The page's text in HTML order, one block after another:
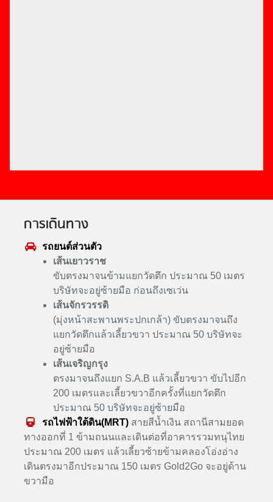
การเดินทาง
รถยนต์ส่วนตัว
เส้นเยาวราช
ขับตรงมาจนข้ามแยกวัดตึก ประมาณ 50 เมตร
บริษัทจะอยู่ซ้ายมือ ก่อนถึงเซเว่น
เส้นจักรวรรดิ
(มุ่งหน้าสะพานพระปกเกล้า) ขับตรงมาจนถึง
แยกวัดตึกแล้วเลี้ยวขวา ประมาณ 50 บริษัทจะ
อยู่ซ้ายมือ
เส้นเจริญกรุง
ตรงมาจนถึงแยก S.A.B แล้วเลี้ยวขวา ขับไปอีก
200 เมตรและเลี้ยวขวาอีกครั้งที่แยกวัดตึก
ประมาณ 50 บริษัทจะอยู่ซ้ายมือ
รถไฟฟ้าใต้ดิน(MRT) สายสีน้ำเงิน สถานีสามยอด
ทางออกที่ 1 ข้ามถนนและเดินต่อที่อาคารรวมทนุไทย
ประมาณ 200 เมตร แล้วเลี้ยวซ้ายข้ามคลองโอ่งอ่าง
เดินตรงมาอีกประมาณ 150 เมตร Gold2Go จะอยู่ด้าน
ขวามือ